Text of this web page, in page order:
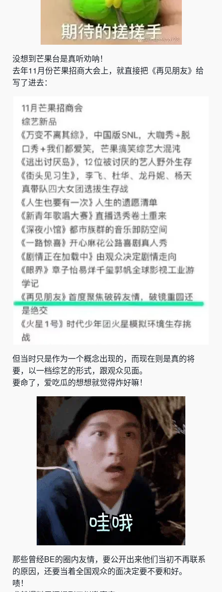
没想到芒果台是真听劝呐！
去年11月份芒果招商大会上，就直接把《再见朋友》给
写了进去：
但当时只是作为一个概念出现的，而现在则是真的将
要，以一档综艺的形式，跟观众见面。
要命了，爱吃瓜的想想就觉得炸好嘛！
那些曾经BE的圈内友情，要公开出来他们当初不再联系
的原因，还要当着全国观众的面决定要不要和好。
啧！